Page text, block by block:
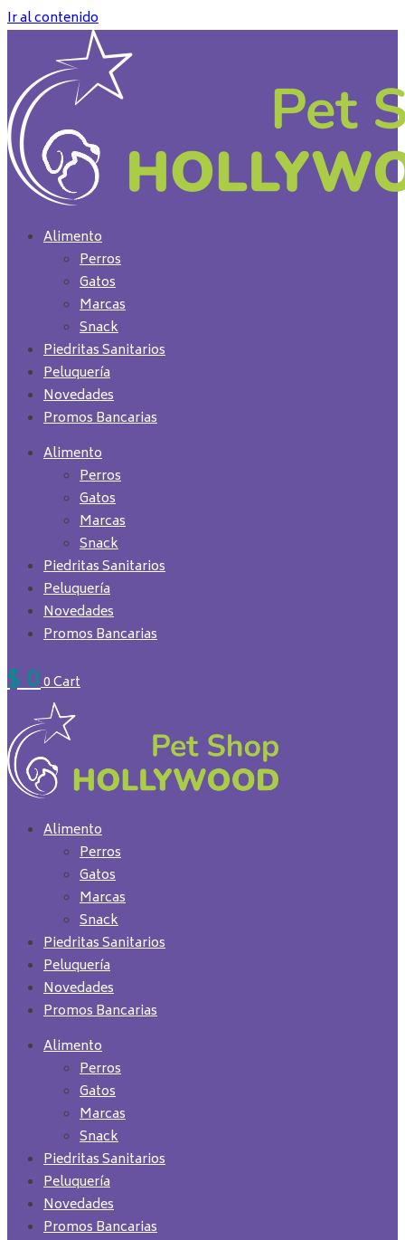
Ir al contenido
Alimento
Perros
Gatos
Marcas
Snack
Piedritas Sanitarios
Peluquería
Novedades
Promos Bancarias
Alimento
Perros
Gatos
Marcas
Snack
Piedritas Sanitarios
Peluquería
Novedades
Promos Bancarias
$00Cart
Alimento
Perros
Gatos
Marcas
Snack
Piedritas Sanitarios
Peluquería
Novedades
Promos Bancarias
Alimento
Perros
Gatos
Marcas
Snack
Piedritas Sanitarios
Peluquería
Novedades
Promos Bancarias